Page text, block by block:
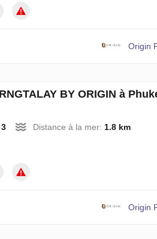
Origin
BY ORIGIN à
Distance à la mer: 1.8 km
Origin